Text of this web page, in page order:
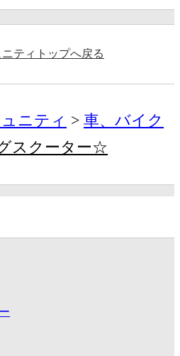
ニティトップへ戻る
ニティ
車、バイク
スクーター☆